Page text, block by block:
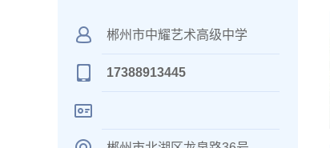
郴州市中耀艺术高级中学
17388913445